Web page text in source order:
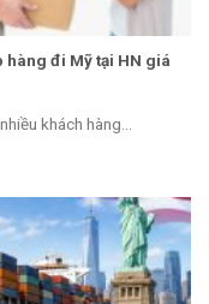
hàng đi Mỹ tại HN giá
khách hàng...